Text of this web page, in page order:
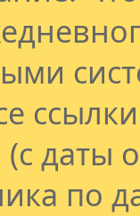
(с даты
по